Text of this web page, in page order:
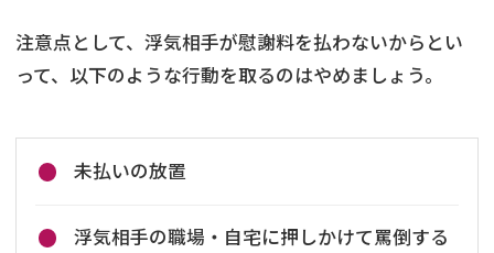
注意点として、浮気相手が慰謝料を払わないからとい
って、以下のような行動を取るのはやめましょう。
未払いの放置
浮気相手の職場・自宅に押しかけて罵倒する